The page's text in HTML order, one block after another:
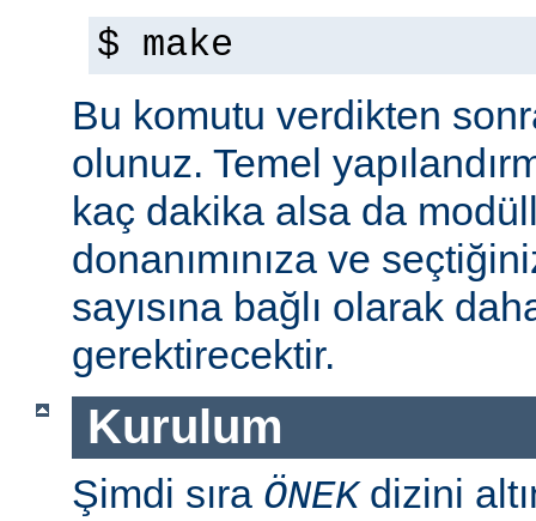
$ make
Bu komutu verdikten
olunuz. Temel
kaç dakika alsa da
donanımınıza ve
sayısına bağlı olarak
gerektirecektir.
Kurulum
Şimdi sıra ÖNEKdizini